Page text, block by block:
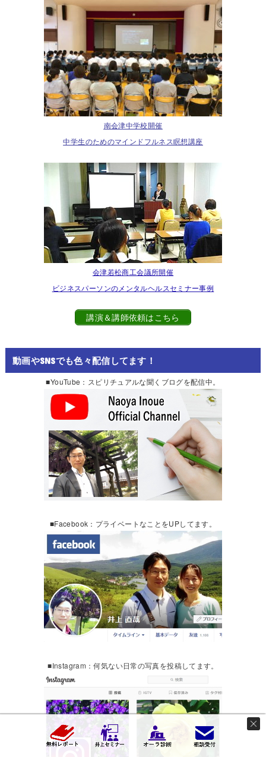
南会津中学校開催
中学生のためのマインドフルネス瞑想講座
会津若松商工会議所開催
ビジネスパーソンのメンタルヘルスセミナー事例
講演＆講師依頼はこちら
動画やSNSでも色々配信してます！
■YouTube：スピリチュアルな聞くブログを配信中。
■Facebook：プライベートなことをUPしてます。
■Instagram：何気ない日常の写真を投稿してます。